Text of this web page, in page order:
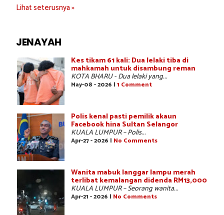
Lihat seterusnya »
JENAYAH
Kes tikam 61 kali: Dua lelaki tiba di
mahkamah untuk disambung reman
KOTA BHARU - Dua lelaki yang...
May-08 - 2026 | 1 Comment
Polis kenal pasti pemilik akaun
Facebook hina Sultan Selangor
KUALA LUMPUR – Polis...
Apr-27 - 2026 | No Comments
Wanita mabuk langgar lampu merah
terlibat kemalangan didenda RM13,000
KUALA LUMPUR – Seorang wanita...
Apr-21 - 2026 | No Comments